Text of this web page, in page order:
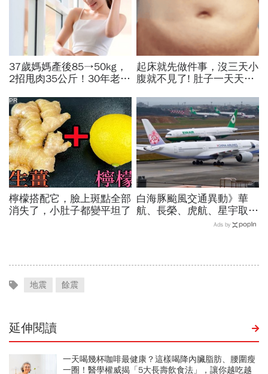
37歲媽媽產後85→50kg，
2招甩肉35公斤！30年老中
個月瘦出小蠻腰
起床就先做件事，沒三天小
腹就不見了! 肚子一天天變
檸檬搭配它，臉上斑點全部
消失了，小肚子都變平坦了
PR
白海豚颱風交通異動》華
航、長榮、虎航、星宇取消
航班：8/6-8/8逾50班次停
Ads by
地震 餘震
延伸閱讀
一天喝幾杯咖啡最健康？這樣喝降內臟脂肪、腰圍瘦
一圈！醫學權威揭「5大長壽飲食法」，讓你越吃越